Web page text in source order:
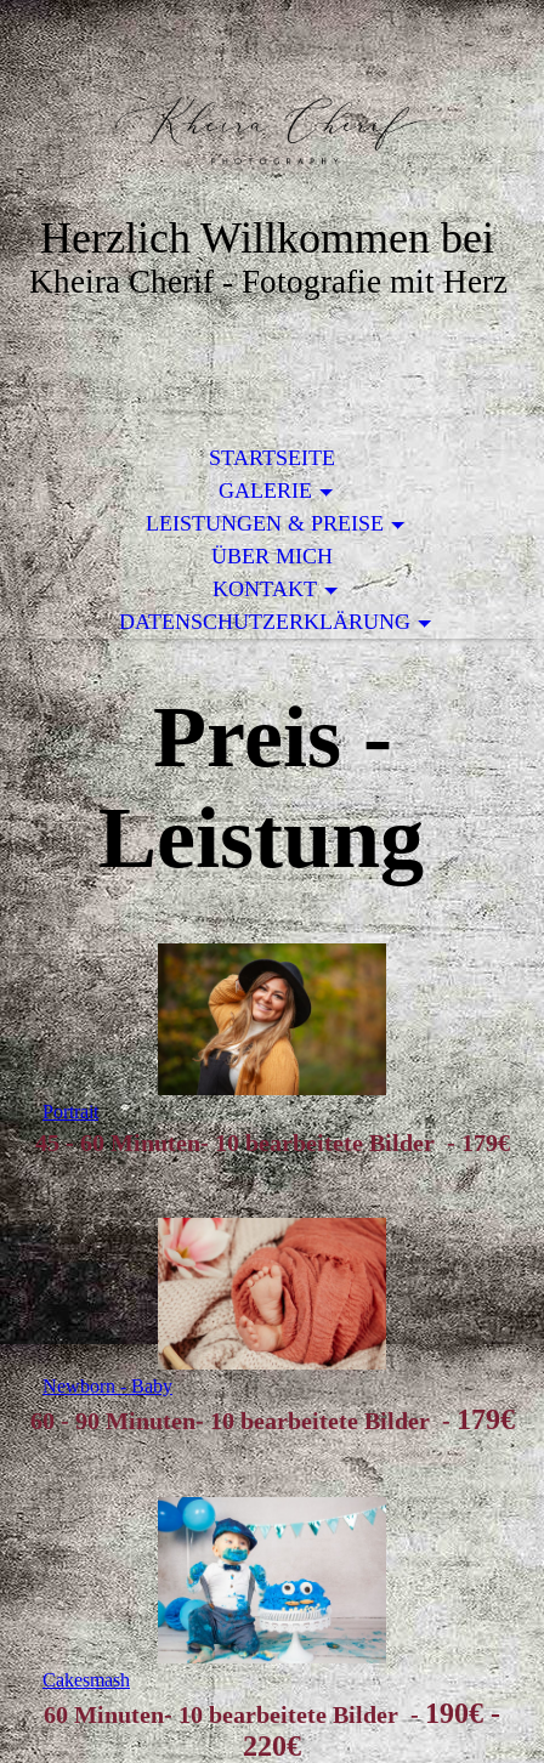
Herzlich Willkommen bei
Kheira Cherif - Fotografie mit Herz
STARTSEITE
GALERIE
LEISTUNGEN & PREISE
ÜBER MICH
KONTAKT
DATENSCHUTZERKLÄRUNG
Preis -
Leistung
Portrait
45 - 60 Minuten- 10 bearbeitete Bilder - 179€
Newborn - Baby
60 - 90 Minuten- 10 bearbeitete Bilder -179€
Cakesmash
60 Minuten- 10 bearbeitete Bilder-190€ -
220€